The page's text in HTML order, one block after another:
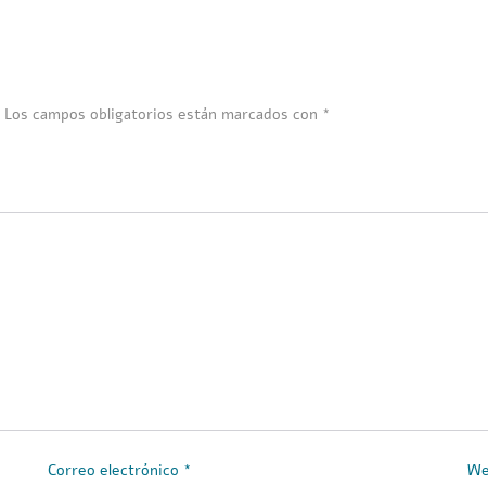
Los campos obligatorios están marcados con *
Correo electrónico *